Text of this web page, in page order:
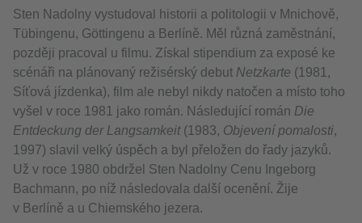
Sten Nadolny vystudoval historii a politologii v Mnichově,
Tübingenu, Göttingenu a Berlíně. Měl různá zaměstnání,
později pracoval u filmu. Získal stipendium za exposé ke
scénáři na plánovaný režisérský debut Netzkarte (1981,
Síťová jízdenka), film ale nebyl nikdy natočen a místo toho
vyšel v roce 1981 jako román. Následující román Die
Entdeckung der Langsamkeit(1983, Objevení pomalosti,
1997) slavil velký úspěch a byl přeložen do řady jazyků.
Už v roce 1980 obdržel Sten Nadolny Cenu Ingeborg
Bachmann, po níž následovala další ocenění. Žije
v Berlíně a u Chiemského jezera.